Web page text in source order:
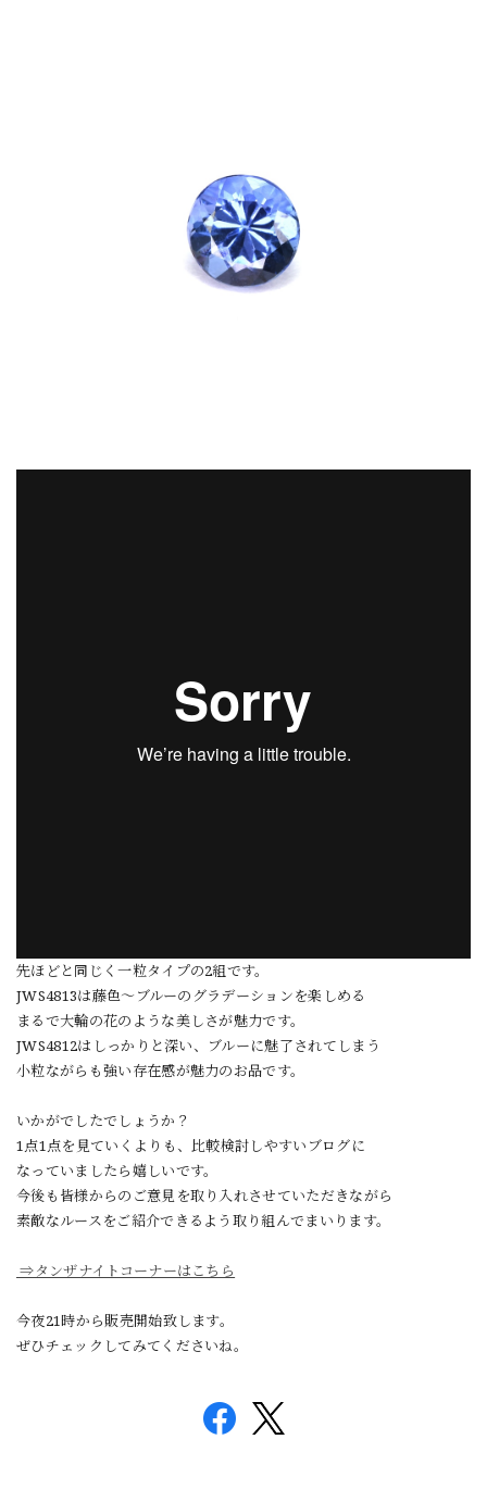
先ほどと同じく一粒タイプの2組です。
JWS4813は藤色〜ブルーのグラデーションを楽しめる
まるで大輪の花のような美しさが魅力です。
JWS4812はしっかりと深い、ブルーに魅了されてしまう
小粒ながらも強い存在感が魅力のお品です。
いかがでしたでしょうか？
1点1点を見ていくよりも、比較検討しやすいブログに
なっていましたら嬉しいです。
今後も皆様からのご意見を取り入れさせていただきながら
素敵なルースをご紹介できるよう取り組んでまいります。
⇒タンザナイトコーナーはこちら
今夜21時から販売開始致します。
ぜひチェックしてみてくださいね。